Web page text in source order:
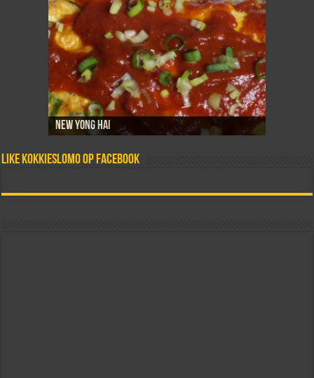
New Yong Hai
Sambal goreng telor
Dadar isi
Martabak telor
Tahoe telor
Like Kokkieslomo op Facebook